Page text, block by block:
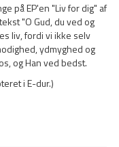
på EP'en "Liv for dig" af
"O Gud, du ved og
liv, fordi vi ikke selv
ydmyghed og
og Han ved bedst.
i E-dur.)